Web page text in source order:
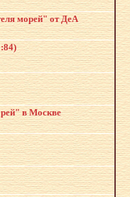
морей" от ДеА
в Москве